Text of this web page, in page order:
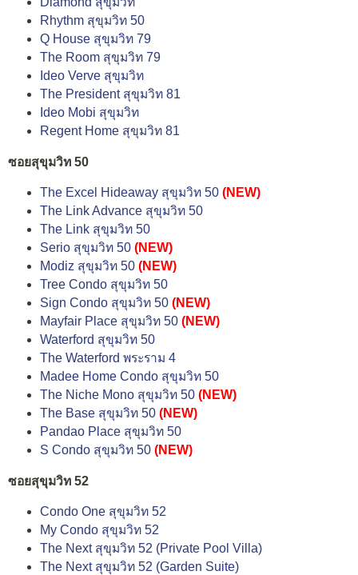
Rhythm สุขุมวิท 50
Q House สุขุมวิท 79
The Room สุขุมวิท 79
Ideo Verve สุขุมวิท
The President สุขุมวิท 81
Ideo Mobi สุขุมวิท
Regent Home สุขุมวิท 81
ซอยสุขุมวิท 50
The Excel Hideaway สุขุมวิท 50 (NEW)
The Link Advance สุขุมวิท 50
The Link สุขุมวิท 50
Serio สุขุมวิท 50 (NEW)
Modiz สุขุมวิท 50 (NEW)
Tree Condo สุขุมวิท 50
Sign Condo สุขุมวิท 50 (NEW)
Mayfair Place สุขุมวิท 50 (NEW)
Waterford สุขุมวิท 50
The Waterford พระราม 4
Madee Home Condo สุขุมวิท 50
The Niche Mono สุขุมวิท 50 (NEW)
The Base สุขุมวิท 50 (NEW)
Pandao Place สุขุมวิท 50
S Condo สุขุมวิท 50 (NEW)
ซอยสุขุมวิท 52
Condo One สุขุมวิท 52
My Condo สุขุมวิท 52
The Next สุขุมวิท 52 (Private Pool Villa)
The Next สุขุมวิท 52 (Garden Suite)